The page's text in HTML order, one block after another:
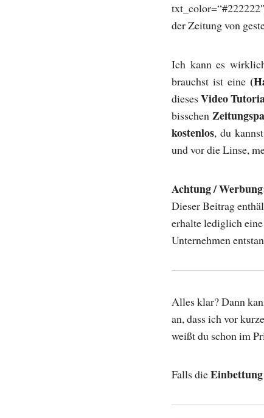
der Zeitung von
Ich kann es
brauchst ist eine
diesesVideo
bisschen
kostenlos, du
und vor die Linse,
Achtung /
Dieser Beitrag
erhalte lediglich
Unternehmen
Alles klar? Dann
an, dass ich vor
weißt du schon im
Falls dieEinbettung